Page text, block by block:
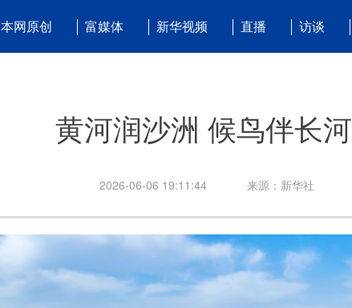
本网原创 富媒体 新华视频 直播 访谈
黄河润沙洲 候鸟伴长河
2026-06-06 19:11:44 来源：新华社